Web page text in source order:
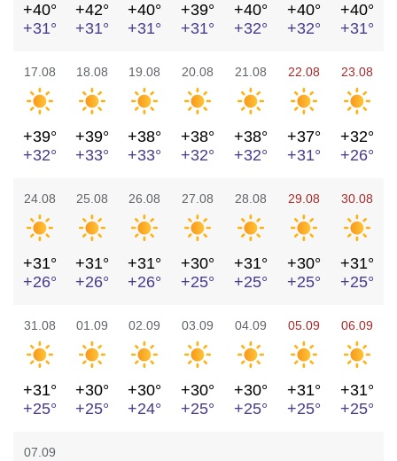
+40°
+31°
+42°
+31°
+40°
+31°
+39°
+31°
+40°
+32°
+40°
+32°
+40°
+31°
17.08
+39°
+32°
18.08
+39°
+33°
19.08
+38°
+33°
20.08
+38°
+32°
21.08
+38°
+32°
22.08
+37°
+31°
23.08
+32°
+26°
24.08
+31°
+26°
25.08
+31°
+26°
26.08
+31°
+26°
27.08
+30°
+25°
28.08
+31°
+25°
29.08
+30°
+25°
30.08
+31°
+25°
31.08
+31°
+25°
01.09
+30°
+25°
02.09
+30°
+24°
03.09
+30°
+25°
04.09
+30°
+25°
05.09
+31°
+25°
06.09
+31°
+25°
07.09